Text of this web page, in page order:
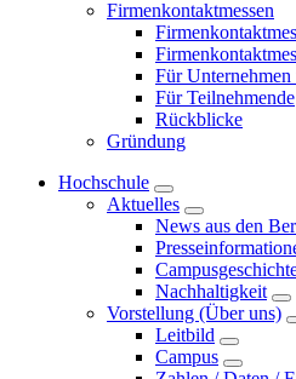
Firmenkontaktmessen
Für
Für Teilnehmende
Rückblicke
Gründung
Hochschule
Aktuelles
News aus den
Nachhaltigkeit
Vorstellung (Über uns)
Leitbild
Campus